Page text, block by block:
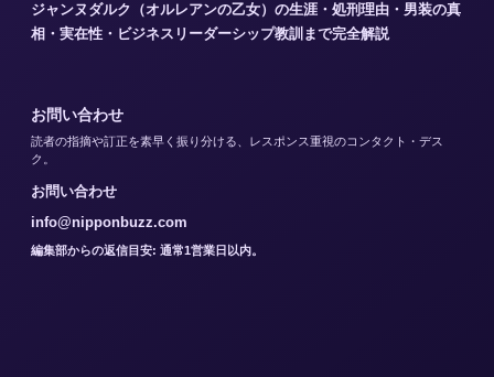
ジャンヌダルク（オルレアンの乙女）の生涯・処刑理由・男装の真
相・実在性・ビジネスリーダーシップ教訓まで完全解説
お問い合わせ
読者の指摘や訂正を素早く振り分ける、レスポンス重視のコンタクト・デス
ク。
お問い合わせ
info@nipponbuzz.com
編集部からの返信目安: 通常1営業日以内。